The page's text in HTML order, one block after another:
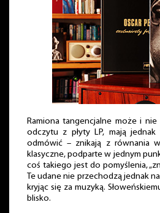
Ramiona tangencjalne może i
odczytu z płyty LP, mają
odmówić – znikają z równania
klasyczne, podparte w jednym
coś takiego jest do pomyślenia,
Te udane nie przechodzą jednak
kryjąc się za muzyką.
blisko.